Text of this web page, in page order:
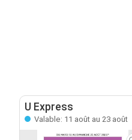
U Express
Valable: 11 août au 23 août